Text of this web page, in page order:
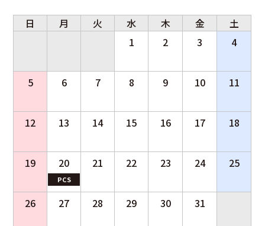
日 月 火 水 木 金
土
1
2 3 4
5 6 7 8 9 10 11
12 13 14 15 16 17 18
19 20
PCS
21 22 23 24 25
26 27 28 29 30 31